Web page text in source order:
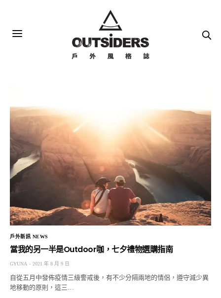
戶外新訊 NEWS
當我的另一半是Outdoor咖，七夕禮物選購指南
GYUNA 2021 年 8 月 9 日
自從五月中發佈疫情三級警戒後，有不少分隔兩地的情侶，遵守減少異
地移動的原則，這三…